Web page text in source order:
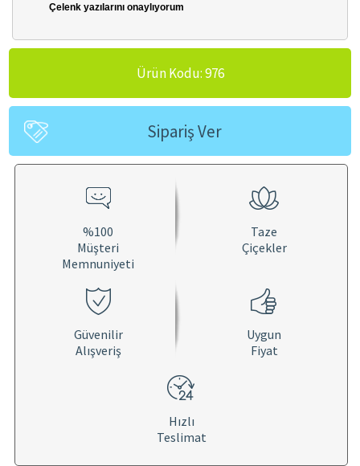
Çelenk yazılarını onaylıyorum
Ürün Kodu: 976
Sipariş Ver
%100
Müşteri
Memnuniyeti
Taze
Çiçekler
Güvenilir
Alışveriş
Uygun
Fiyat
Hızlı
Teslimat